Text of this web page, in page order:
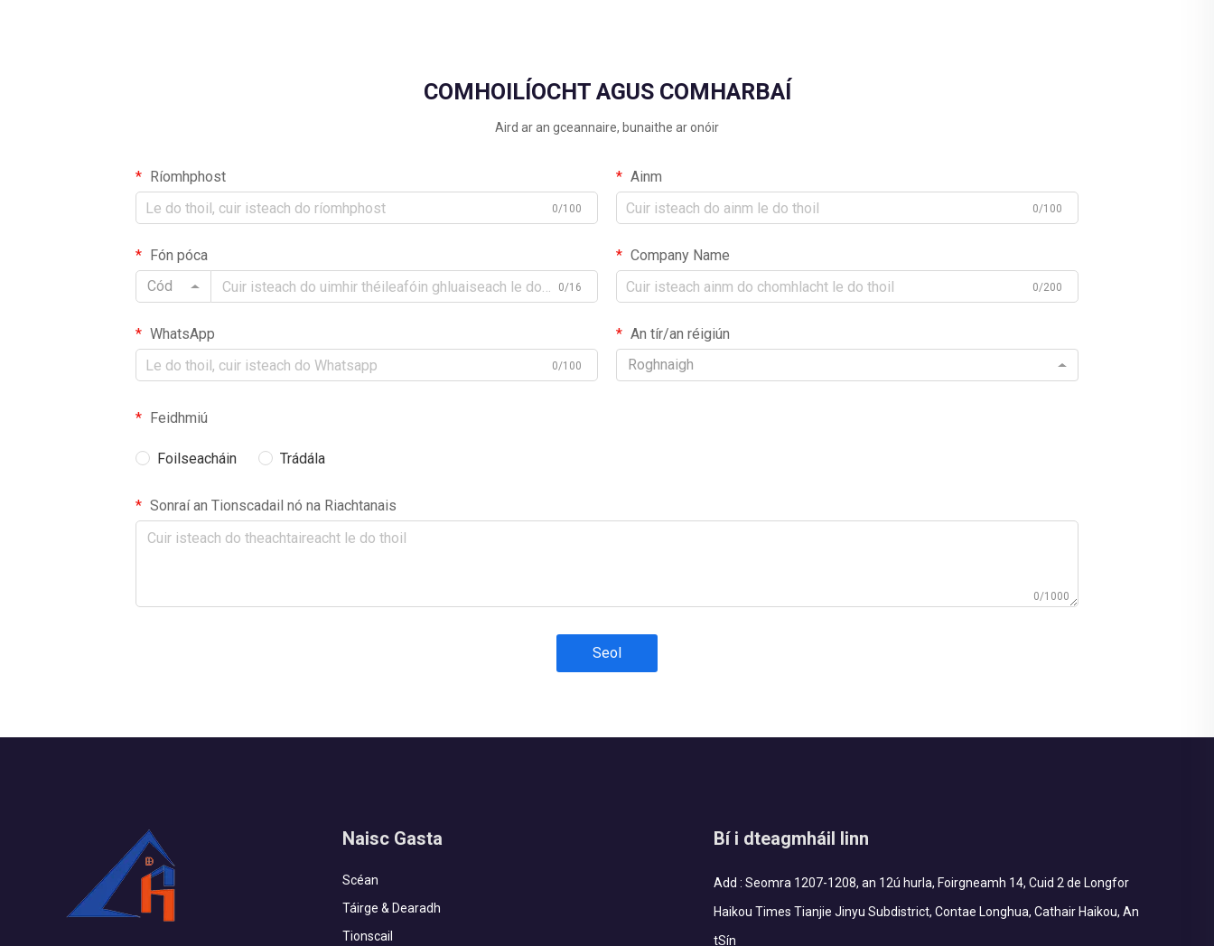
COMHOILÍOCHT AGUS COMHARBAÍ
Aird ar an gceannaire, bunaithe ar onóir
Ríomhphost
0/100
Ainm
0/100
Fón póca
Cód
0/16
Company Name
0/200
WhatsApp
0/100
An tír/an réigiún
Roghnaigh
Feidhmiú
Foilseacháin Trádála
Sonraí an Tionscadail nó na Riachtanais
0/1000
Seol
Naisc Gasta
Scéan
Táirge & Dearadh
Tionscail
Bí i dteagmháil linn
Add : Seomra 1207-1208, an 12ú hurla, Foirgneamh 14, Cuid 2 de Longfor
Haikou Times Tianjie Jinyu Subdistrict, Contae Longhua, Cathair Haikou, An
tSín